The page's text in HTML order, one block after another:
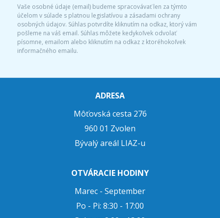
Vaše osobné údaje (email) budeme spracovávať len za týmto
účelom v súlade s platnou legislatívou a zásadami ochrany
osobných údajov. Súhlas potvrdíte kliknutím na odkaz, ktorý vám
pošleme na váš email. Súhlas môžete kedykoľvek odvolať
písomne, emailom alebo kliknutím na odkaz z ktoréhokoľvek
informačného emailu.
ADRESA
Môťovská cesta 276
960 01 Zvolen
Bývalý areál LIAZ-u
OTVÁRACIE HODINY
Marec - September
Po - Pi: 8:30 - 17:00